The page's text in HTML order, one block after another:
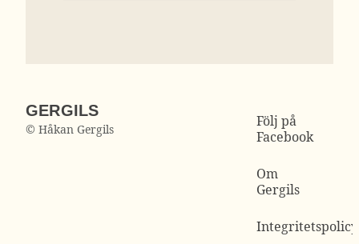
GERGILS
© Håkan Gergils
Följ på
Facebook
Om
Gergils
Integritetspolicy